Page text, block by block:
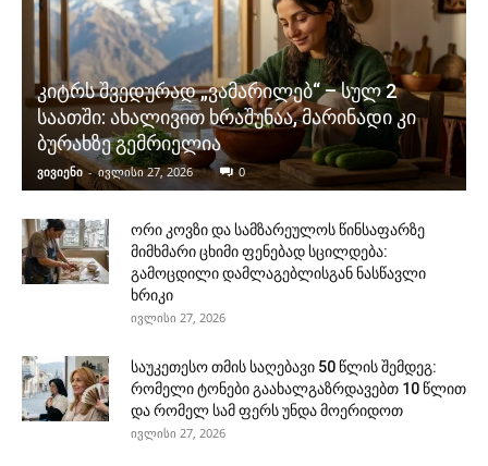
კიტრს შვედურად „ვამარილებ“ – სულ 2
საათში: ახალივით ხრაშუნაა, მარინადი კი
ბურახზე გემრიელია
ვივიენი - ივლისი 27, 2026 0
ორი კოვზი და სამზარეულოს წინსაფარზე
მიმხმარი ცხიმი ფენებად სცილდება:
გამოცდილი დამლაგებლისგან ნასწავლი
ხრიკი
ივლისი 27, 2026
საუკეთესო თმის საღებავი 50 წლის შემდეგ:
რომელი ტონები გაახალგაზრდავებთ 10 წლით
და რომელ სამ ფერს უნდა მოერიდოთ
ივლისი 27, 2026